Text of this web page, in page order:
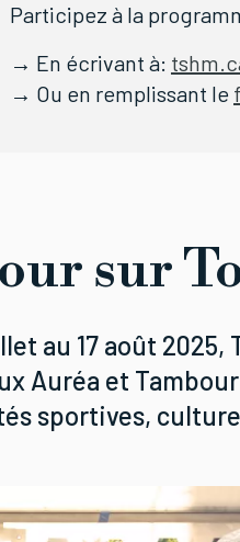
Participez à la
→ En écrivant à:
→ Ou en remplissant le
sur
au 17 août
Auréa et
sportives,